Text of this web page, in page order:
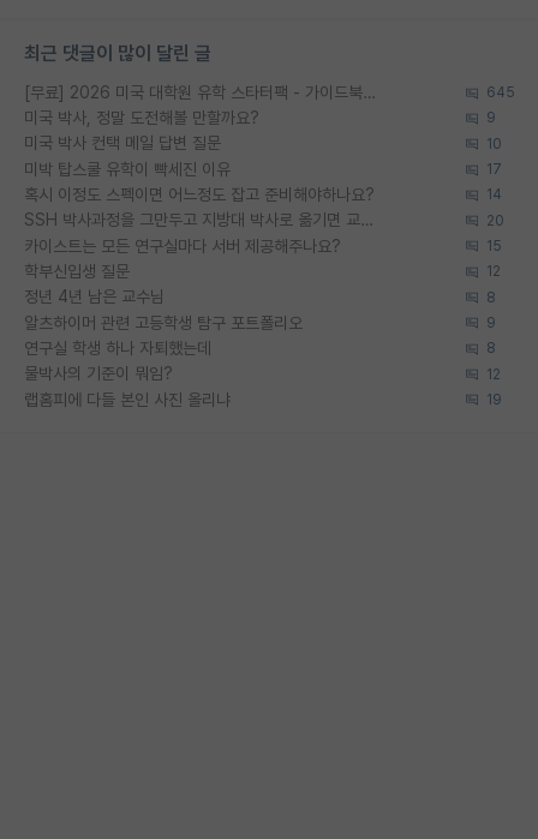
최근 댓글이 많이 달린 글
[무료] 2026 미국 대학원 유학 스타터팩 - 가이드북 & 합격자 컨택메일 템플릿 645
미국 박사, 정말 도전해볼 만할까요? 9
미국 박사 컨택 메일 답변 질문 10
미박 탑스쿨 유학이 빡세진 이유 17
혹시 이정도 스펙이면 어느정도 잡고 준비해야하나요? 14
SSH 박사과정을 그만두고 지방대 박사로 옮기면 교수의 꿈은 끝일까요? 20
카이스트는 모든 연구실마다 서버 제공해주나요? 15
학부신입생 질문 12
정년 4년 남은 교수님 8
알츠하이머 관련 고등학생 탐구 포트폴리오 9
연구실 학생 하나 자퇴했는데 8
물박사의 기준이 뭐임? 12
랩홈피에 다들 본인 사진 올리냐 19